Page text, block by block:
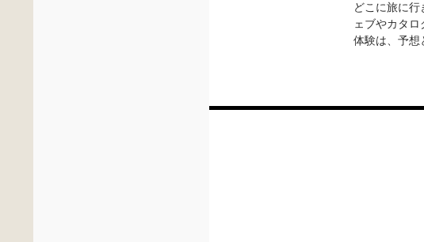
どこに旅に
ェブやカタ
体験は、予想